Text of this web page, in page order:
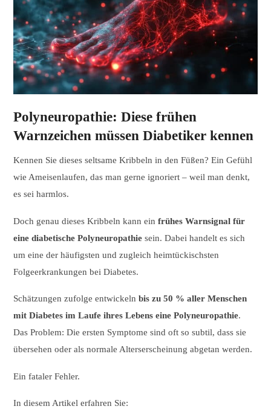
Polyneuropathie: Diese frühen
Warnzeichen müssen Diabetiker kennen
Kennen Sie dieses seltsame Kribbeln in den Füßen? Ein Gefühl
wie Ameisenlaufen, das man gerne ignoriert – weil man denkt,
es sei harmlos.
Doch genau dieses Kribbeln kann einfrühes Warnsignal für
eine diabetische Polyneuropathie sein. Dabei handelt es sich
um eine der häufigsten und zugleich heimtückischsten
Folgeerkrankungen bei Diabetes.
Schätzungen zufolge entwickelnbis zu 50 % aller Menschen
mit Diabetes im Laufe ihres Lebens eine Polyneuropathie.
Das Problem: Die ersten Symptome sind oft so subtil, dass sie
übersehen oder als normale Alterserscheinung abgetan werden.
Ein fataler Fehler.
In diesem Artikel erfahren Sie: